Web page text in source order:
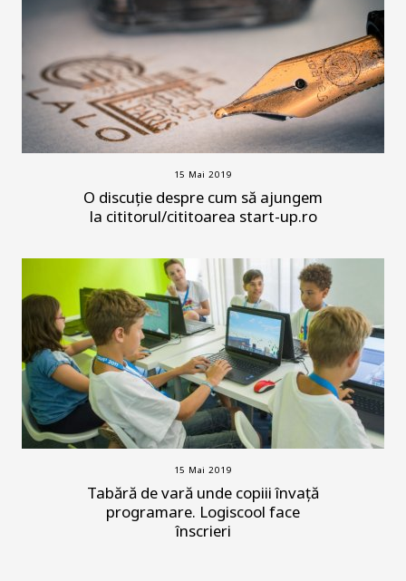
15 Mai 2019
O discuție despre cum să ajungem
la cititorul/cititoarea start-up.ro
15 Mai 2019
Tabără de vară unde copiii învață
programare. Logiscool face
înscrieri